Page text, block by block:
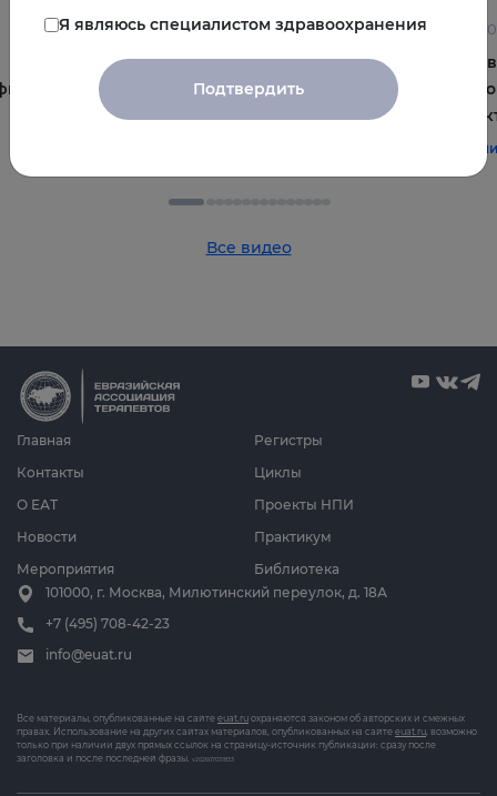
22.06.2026
Постменопауза на приёме: алгоритмы для
терапевта
#терапия#постменопауза#женское_здоровье
и
и
Все видео
Главная
О ЕАТ
Новости
Мероприятия
Циклы
Проекты НПИ
Практикум
Библиотека
Регистры
Контакты
101000, г. Москва, Милютинский переулок, д. 18А
+7 (495) 708-42-23
info@euat.ru
Все материалы, опубликованные на сайте euat.ru охраняются законом об авторских и смежных
правах. Использование на других сайтах материалов, опубликованных на сайте euat.ru, возможно
только при наличии двух прямых ссылок на страницу-источник публикации: сразу после
заголовка и после последней фразы. v202607031833
Я являюсь специалистом здравоохранения
Подтвердить